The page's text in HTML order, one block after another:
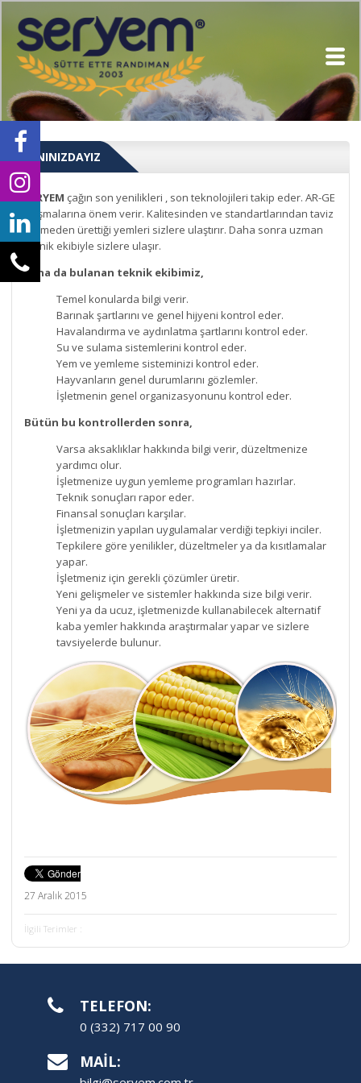
YANINIZDAYIZ
SERYEM çağın son yenilikleri , son teknolojileri takip eder. AR-GE
.alışmalarına önem verir. Kalitesinden ve standartlarından taviz
vermeden ürettiği yemleri sizlere ulaştırır. Daha sonra uzman
teknik ekibiyle sizlere ulaşır.
Saha da bulanan teknik ekibimiz,
Temel konularda bilgi verir.
Barınak şartlarını ve genel hijyeni kontrol eder.
Havalandırma ve aydınlatma şartlarını kontrol eder.
Su ve sulama sistemlerini kontrol eder.
Yem ve yemleme sisteminizi kontrol eder.
Hayvanların genel durumlarını gözlemler.
İşletmenin genel organizasyonunu kontrol eder.
Bütün bu kontrollerden sonra,
Varsa aksaklıklar hakkında bilgi verir, düzeltmenize
yardımcı olur.
İşletmenize uygun yemleme programları hazırlar.
Teknik sonuçları rapor eder.
Finansal sonuçları karşılar.
İşletmenizin yapılan uygulamalar verdiği tepkiyi inciler.
Tepkilere göre yenilikler, düzeltmeler ya da kısıtlamalar
yapar.
İşletmeniz için gerekli çözümler üretir.
Yeni gelişmeler ve sistemler hakkında size bilgi verir.
Yeni ya da ucuz, işletmenizde kullanabilecek alternatif
kaba yemler hakkında araştırmalar yapar ve sizlere
tavsiyelerde bulunur.
27 Aralık 2015
İlgili Terimler :
TELEFON:
0 (332) 717 00 90
MAİL: